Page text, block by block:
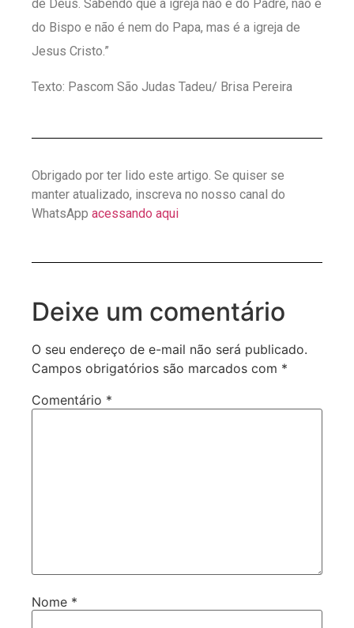
de Deus. Sabendo que a igreja não é do Padre, não é
do Bispo e não é nem do Papa, mas é a igreja de
Jesus Cristo.”
Texto: Pascom São Judas Tadeu/ Brisa Pereira
Obrigado por ter lido este artigo. Se quiser se
manter atualizado, inscreva no nosso canal do
WhatsApp acessando aqui
Deixe um comentário
O seu endereço de e-mail não será publicado.
Campos obrigatórios são marcados com *
Comentário *
Nome *